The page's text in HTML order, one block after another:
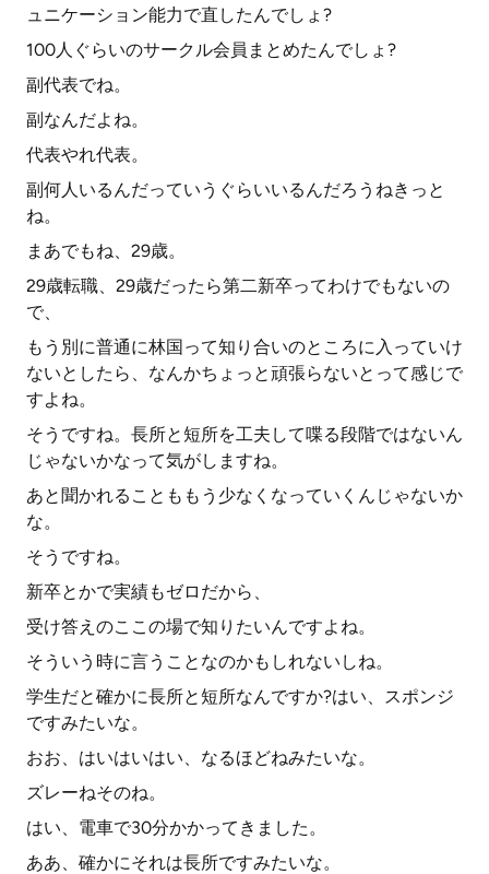
ュニケーション能力で直したんでしょ?
100人ぐらいのサークル会員まとめたんでしょ?
副代表でね。
副なんだよね。
代表やれ代表。
副何人いるんだっていうぐらいいるんだろうねきっと
ね。
まあでもね、29歳。
29歳転職、29歳だったら第二新卒ってわけでもないの
で、
もう別に普通に林国って知り合いのところに入っていけ
ないとしたら、なんかちょっと頑張らないとって感じで
すよね。
そうですね。長所と短所を工夫して喋る段階ではないん
じゃないかなって気がしますね。
あと聞かれることももう少なくなっていくんじゃないか
な。
そうですね。
新卒とかで実績もゼロだから、
受け答えのここの場で知りたいんですよね。
そういう時に言うことなのかもしれないしね。
学生だと確かに長所と短所なんですか?はい、スポンジ
ですみたいな。
おお、はいはいはい、なるほどねみたいな。
ズレーねそのね。
はい、電車で30分かかってきました。
ああ、確かにそれは長所ですみたいな。